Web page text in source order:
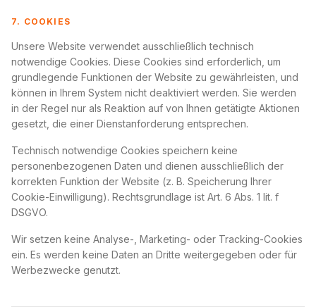
7. COOKIES
Unsere Website verwendet ausschließlich technisch
notwendige Cookies. Diese Cookies sind erforderlich, um
grundlegende Funktionen der Website zu gewährleisten, und
können in Ihrem System nicht deaktiviert werden. Sie werden
in der Regel nur als Reaktion auf von Ihnen getätigte Aktionen
gesetzt, die einer Dienstanforderung entsprechen.
Technisch notwendige Cookies speichern keine
personenbezogenen Daten und dienen ausschließlich der
korrekten Funktion der Website (z. B. Speicherung Ihrer
Cookie-Einwilligung). Rechtsgrundlage ist Art. 6 Abs. 1 lit. f
DSGVO.
Wir setzen keine Analyse-, Marketing- oder Tracking-Cookies
ein. Es werden keine Daten an Dritte weitergegeben oder für
Werbezwecke genutzt.